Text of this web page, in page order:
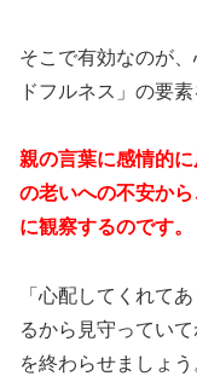
そこで有効なのが
ドフルネス」の要
親の言葉に感情的
の老いへの不安か
に観察するのです。
「心配してくれて
るから見守ってい
を終わらせましょう